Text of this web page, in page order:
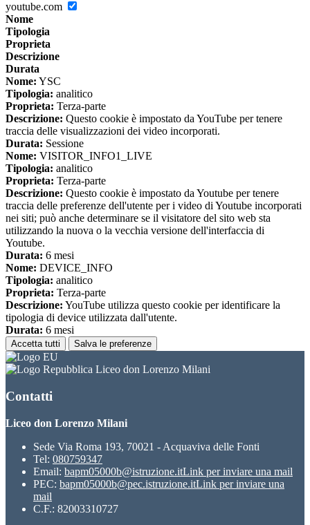
youtube.com
Nome
Tipologia
Proprieta
Descrizione
Durata
Nome: YSC
Tipologia: analitico
Proprieta: Terza-parte
Descrizione: Questo cookie è impostato da YouTube per tenere
traccia delle visualizzazioni dei video incorporati.
Durata: Sessione
Nome: VISITOR_INFO1_LIVE
Tipologia: analitico
Proprieta: Terza-parte
Descrizione: Questo cookie è impostato da Youtube per tenere
traccia delle preferenze dell'utente per i video di Youtube incorporati
nei siti; può anche determinare se il visitatore del sito web sta
utilizzando la nuova o la vecchia versione dell'interfaccia di
Youtube.
Durata: 6 mesi
Nome: DEVICE_INFO
Tipologia: analitico
Proprieta: Terza-parte
Descrizione: YouTube utilizza questo cookie per identificare la
tipologia di device utilizzata dall'utente.
Durata: 6 mesi
Accetta tutti Salva le preferenze
Liceo don Lorenzo Milani
Contatti
Liceo don Lorenzo Milani
Sede Via Roma 193, 70021 - Acquaviva delle Fonti
Tel: 080759347
Email: bapm05000b@istruzione.itLink per inviare una mail
PEC: bapm05000b@pec.istruzione.itLink per inviare una
mail
C.F.: 82003310727